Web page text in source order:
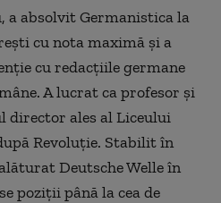
a absolvit Germanistica la
cu nota maximă şi a
cu redacţiile germane
A lucrat ca profesor şi
director ales al Liceului
Revoluţie. Stabilit în
Deutsche Welle în
poziţii până la cea de